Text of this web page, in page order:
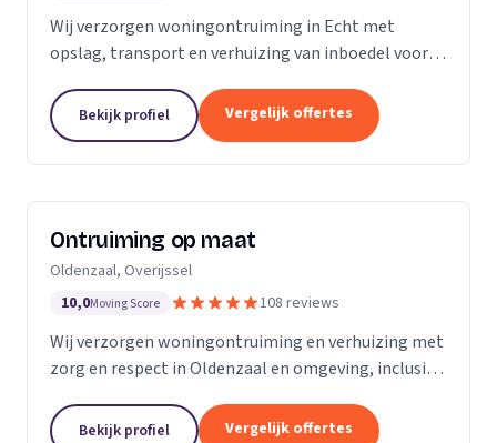
Wij verzorgen woningontruiming in Echt met
opslag, transport en verhuizing van inboedel voor
Brabant.
Bekijk profiel Vergelijk offertes
Ontruiming op maat
Oldenzaal, Overijssel
10,0Moving Score 108 reviews
Wij verzorgen woningontruiming en verhuizing met
zorg en respect in Oldenzaal en omgeving, inclusief
Bekijk profiel Vergelijk offertes